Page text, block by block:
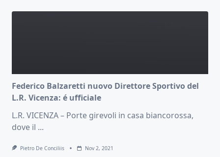
Federico Balzaretti nuovo Direttore Sportivo del
L.R. Vicenza: é ufficiale
L.R. VICENZA – Porte girevoli in casa biancorossa,
dove il ...
Pietro De Conciliis Nov 2, 2021